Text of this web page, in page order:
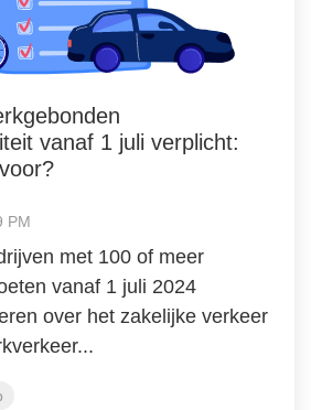
vanaf 1 juli verplicht:
PM
met 100 of meer
vanaf 1 juli 2024
over het zakelijke verkeer